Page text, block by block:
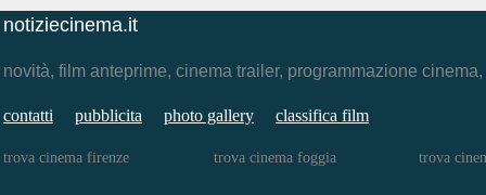
notiziecinema.it
novità, film anteprime, cinema trailer, programmazione
contatti pubblicita photo gallery classifica film
trova cinema firenze trova cinema foggia trova